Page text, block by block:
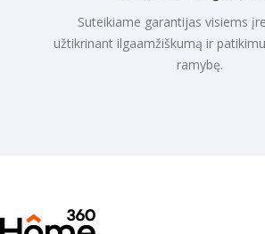
Suteikiame garantijas visiems
užtikrinant ilgaamžiškumą ir
ramybę.